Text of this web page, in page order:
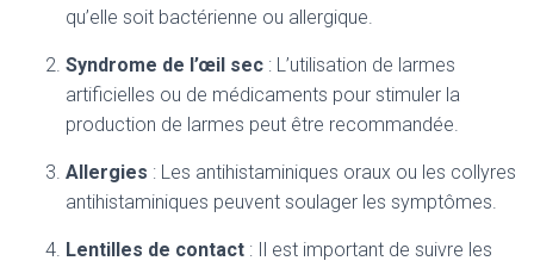
qu’elle soit bactérienne ou allergique.
Syndrome de l’œil sec : L’utilisation de larmes
artificielles ou de médicaments pour stimuler la
production de larmes peut être recommandée.
Allergies : Les antihistaminiques oraux ou les collyres
antihistaminiques peuvent soulager les symptômes.
Lentilles de contact : Il est important de suivre les